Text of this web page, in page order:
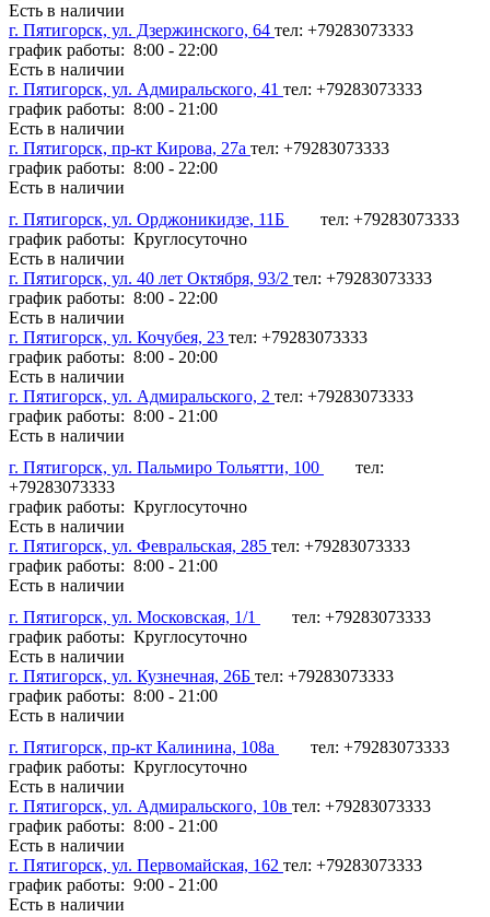
Есть в наличии
г. Пятигорск, ул. Дзержинского, 64 тел: +79283073333
график работы: 8:00 - 22:00
Есть в наличии
г. Пятигорск, ул. Адмиральского, 41 тел: +79283073333
график работы: 8:00 - 21:00
Есть в наличии
г. Пятигорск, пр-кт Кирова, 27а тел: +79283073333
график работы: 8:00 - 22:00
Есть в наличии
г. Пятигорск, ул. Орджоникидзе, 11Б
тел: +79283073333
график работы: Круглосуточно
Есть в наличии
г. Пятигорск, ул. 40 лет Октября, 93/2 тел: +79283073333
график работы: 8:00 - 22:00
Есть в наличии
г. Пятигорск, ул. Кочубея, 23 тел: +79283073333
график работы: 8:00 - 20:00
Есть в наличии
г. Пятигорск, ул. Адмиральского, 2 тел: +79283073333
график работы: 8:00 - 21:00
Есть в наличии
г. Пятигорск, ул. Пальмиро Тольятти, 100
тел:
+79283073333
график работы: Круглосуточно
Есть в наличии
г. Пятигорск, ул. Февральская, 285 тел: +79283073333
график работы: 8:00 - 21:00
Есть в наличии
г. Пятигорск, ул. Московская, 1/1
тел: +79283073333
график работы: Круглосуточно
Есть в наличии
г. Пятигорск, ул. Кузнечная, 26Б тел: +79283073333
график работы: 8:00 - 21:00
Есть в наличии
г. Пятигорск, пр-кт Калинина, 108а
тел: +79283073333
график работы: Круглосуточно
Есть в наличии
г. Пятигорск, ул. Адмиральского, 10в тел: +79283073333
график работы: 8:00 - 21:00
Есть в наличии
г. Пятигорск, ул. Первомайская, 162 тел: +79283073333
график работы: 9:00 - 21:00
Есть в наличии